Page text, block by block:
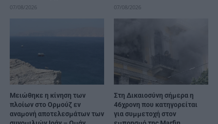
07/08/2026 07/08/2026
Μειώθηκε η κίνηση των
πλοίων στο Ορμούζ εν
αναμονή αποτελεσμάτων των
Στη Δικαιοσύνη σήμερα η
46χρονη που κατηγορείται
για συμμετοχή στον